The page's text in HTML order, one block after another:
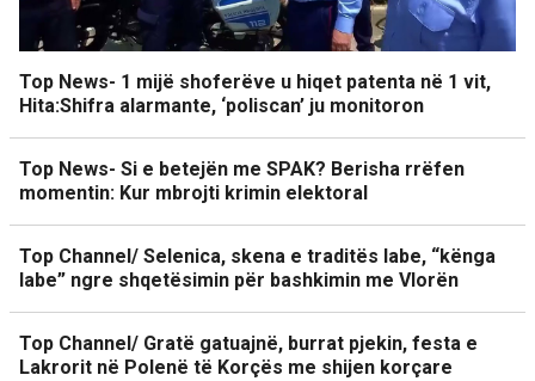
Top News- 1 mijë shoferëve u hiqet patenta në 1 vit,
Hita:Shifra alarmante, ‘poliscan’ ju monitoron
Top News- Si e betejën me SPAK? Berisha rrëfen
momentin: Kur mbrojti krimin elektoral
Top Channel/ Selenica, skena e traditës labe, “kënga
labe” ngre shqetësimin për bashkimin me Vlorën
Top Channel/ Gratë gatuajnë, burrat pjekin, festa e
Lakrorit në Polenë të Korçës me shijen korçare